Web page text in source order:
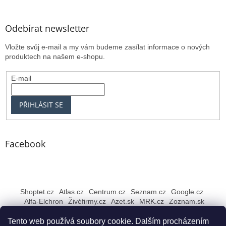
Tento web používá soubory cookie. Dalším procházením
Odebírat newsletter
Vložte svůj e-mail a my vám budeme zasílat informace o nových
produktech na našem e-shopu.
E-mail
PŘIHLÁSIT SE
Facebook
Shoptet.cz Atlas.cz Centrum.cz Seznam.cz
Google.cz
Alfa-Elchron
Živéfirmy.cz Azet.sk MRK.cz Zoznam.sk